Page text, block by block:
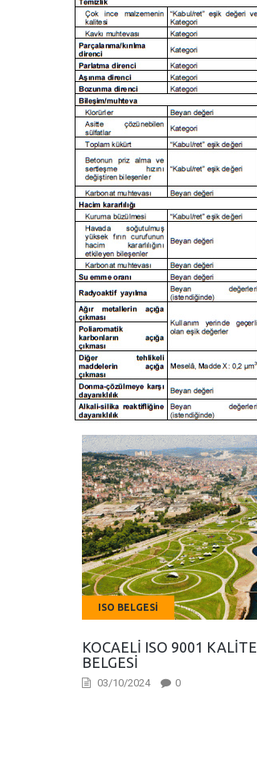
ISO BELGESI
KOCAELI ISO 9001 KALITE
BELGESI
03/10/2024 0